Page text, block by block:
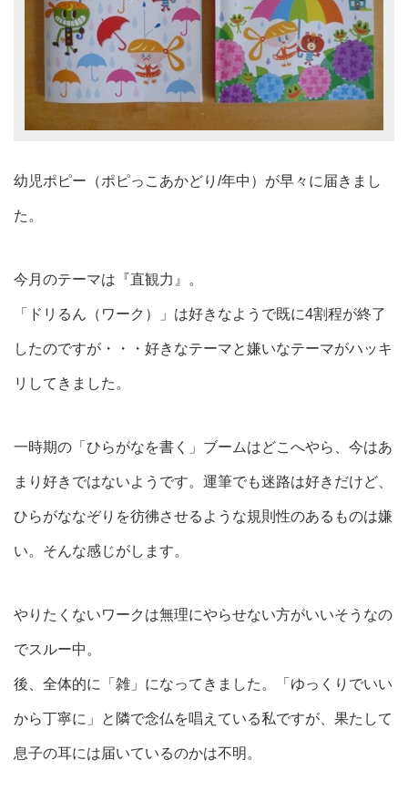
幼児ポピー（ポピっこあかどり/年中）が早々に届きまし
た。
今月のテーマは『直観力』。
「ドリるん（ワーク）」は好きなようで既に4割程が終了
したのですが・・・好きなテーマと嫌いなテーマがハッキ
リしてきました。
一時期の「ひらがなを書く」ブームはどこへやら、今はあ
まり好きではないようです。運筆でも迷路は好きだけど、
ひらがななぞりを彷彿させるような規則性のあるものは嫌
い。そんな感じがします。
やりたくないワークは無理にやらせない方がいいそうなの
でスルー中。
後、全体的に「雑」になってきました。「ゆっくりでいい
から丁寧に」と隣で念仏を唱えている私ですが、果たして
息子の耳には届いているのかは不明。